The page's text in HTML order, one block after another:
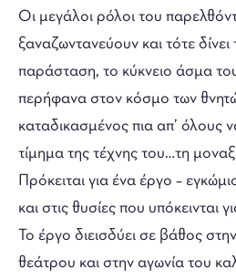
Οι μεγάλοι ρόλοι του
ξαναζωντανεύουν και τότε δίνει
παράσταση, το κύκνειο άσμα
περήφανα στον κόσμο των
καταδικασμένος πια απ’ όλους
τίμημα της τέχνης του…τη
Πρόκειται για ένα έργο –
και στις θυσίες που υπόκεινται
Το έργο διεισδύει σε βάθος
θεάτρου και στην αγωνία του